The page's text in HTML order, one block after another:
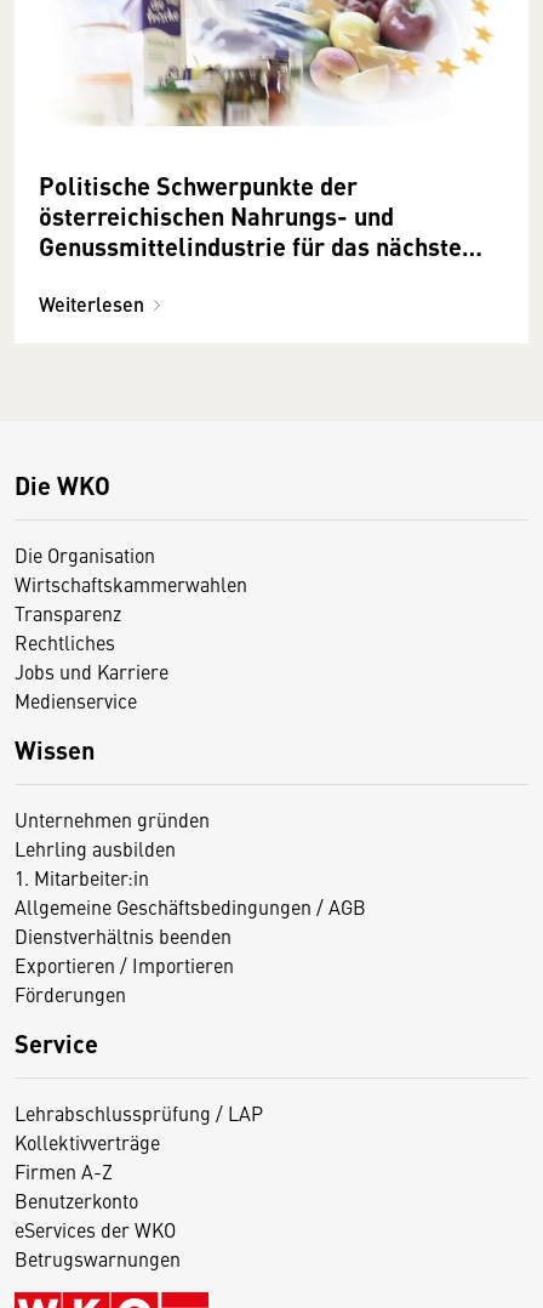
Politische Schwerpunkte der
österreichischen Nahrungs- und
Genussmittelindustrie für das nächste
Weiterlesen
Die WKO
Die Organisation
Wirtschaftskammerwahlen
Transparenz
Rechtliches
Jobs und Karriere
Medienservice
Wissen
Unternehmen gründen
Lehrling ausbilden
1. Mitarbeiter:in
Allgemeine Geschäftsbedingungen / AGB
Dienstverhältnis beenden
Exportieren / Importieren
Förderungen
Service
Lehrabschlussprüfung / LAP
Kollektivverträge
Firmen A-Z
Benutzerkonto
eServices der WKO
Betrugswarnungen